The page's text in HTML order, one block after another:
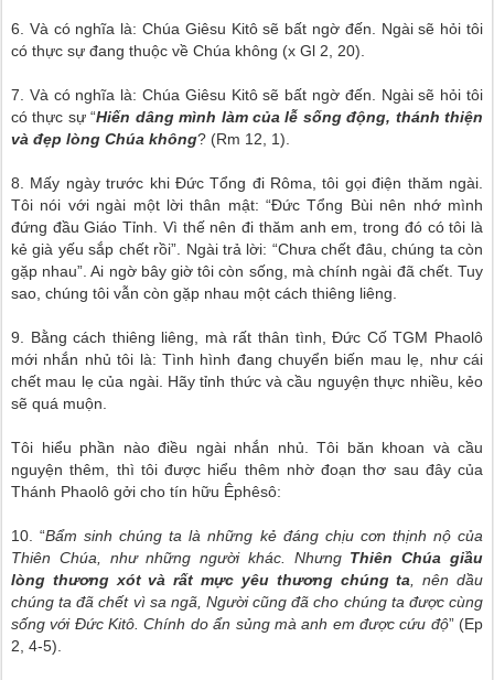
6. Và có nghĩa là: Chúa Giêsu Kitô sẽ bất ngờ đến. Ngài sẽ hỏi tôi
có thực sự đang thuộc về Chúa không (x Gl 2, 20).
7. Và có nghĩa là: Chúa Giêsu Kitô sẽ bất ngờ đến. Ngài sẽ hỏi tôi
có thực sự “Hiến dâng mình làm của lễ sống động, thánh thiện
và đẹp lòng Chúa không? (Rm 12, 1).
8. Mấy ngày trước khi Đức Tổng đi Rôma, tôi gọi điện thăm ngài.
Tôi nói với ngài một lời thân mật: “Đức Tổng Bùi nên nhớ mình
đứng đầu Giáo Tỉnh. Vì thế nên đi thăm anh em, trong đó có tôi là
kẻ già yếu sắp chết rồi”. Ngài trả lời: “Chưa chết đâu, chúng ta còn
gặp nhau”. Ai ngờ bây giờ tôi còn sống, mà chính ngài đã chết. Tuy
sao, chúng tôi vẫn còn gặp nhau một cách thiêng liêng.
9. Bằng cách thiêng liêng, mà rất thân tình, Đức Cố TGM Phaolô
mới nhắn nhủ tôi là: Tình hình đang chuyển biến mau lẹ, như cái
chết mau lẹ của ngài. Hãy tỉnh thức và cầu nguyện thực nhiều, kẻo
sẽ quá muộn.
Tôi hiểu phần nào điều ngài nhắn nhủ. Tôi băn khoan và cầu
nguyện thêm, thì tôi được hiểu thêm nhờ đoạn thơ sau đây của
Thánh Phaolô gởi cho tín hữu Êphêsô:
10. “Bẩm sinh chúng ta là những kẻ đáng chịu cơn thịnh nộ của
Thiên Chúa, như những người khác. Nhưng Thiên Chúa giầu
lòng thương xót và rất mực yêu thương chúng ta , nên dầu
chúng ta đã chết vì sa ngã, Người cũng đã cho chúng ta được cùng
sống với Đức Kitô. Chính do ẩn sủng mà anh em được cứu độ” (Ep
2, 4-5).